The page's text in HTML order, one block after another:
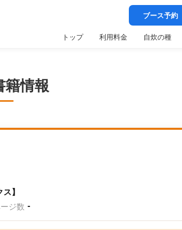
ブース予約
トップ 利用料金 自炊の種
籍情報
】
ジ数 -